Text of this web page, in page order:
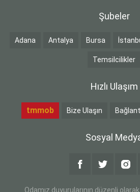
Şubeler
Adana Antalya Bursa
Temsilcilikler
Hızlı Ulaşım
tmmob Bize Ulaşın
Sosyal
Odamız duyurularının düzenli